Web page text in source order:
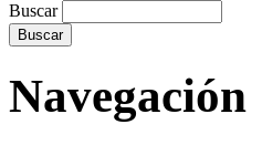
Buscar
Navegación